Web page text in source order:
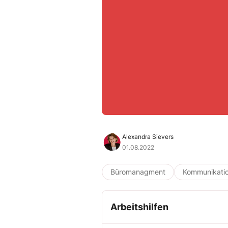
Alexandra Sievers
01.08.2022
Büromanagment
Arbeitshilfen